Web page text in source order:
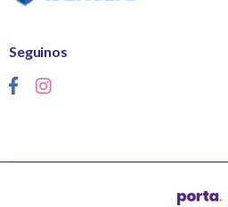
Seguinos